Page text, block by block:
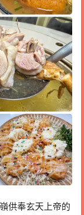
供奉玄天上帝的